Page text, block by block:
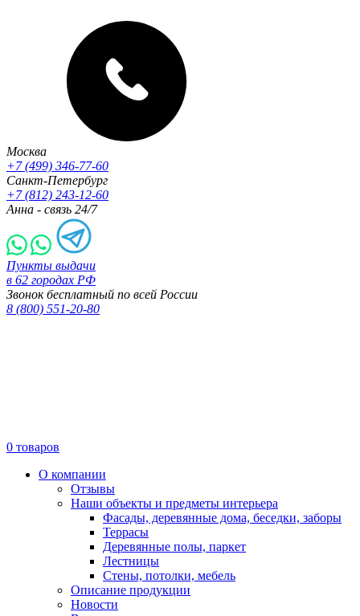
Москва
+7 (499) 346-77-60
Санкт-Петербург
+7 (812) 243-12-60
Анна - связь 24/7
Пункты выдачи
в 62 городах РФ
Звонок бесплатный по всей России
8 (800) 551-20-80
0 товаров
О компании
Отзывы
Наши объекты и предметы интерьера
Фасады, деревянные дома, беседки, заборы
Террасы
Деревянные полы, паркет
Лестницы
Стены, потолки, мебель
Описание продукции
Новости